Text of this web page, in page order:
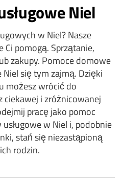
Niel
w Niel? Nasze
pomogą. Sprzątanie,
zakupy. Pomoce domowe
Niel się tym zajmą. Dzięki
możesz wrócić do
ciekawej i zróżnicowanej
pracę jako pomoc
w Niel i, podobnie
stań się niezastąpioną
rodzin.